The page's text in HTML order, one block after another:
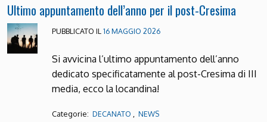
Ultimo appuntamento dell’anno per il post-Cresima
PUBBLICATO IL 16 MAGGIO 2026
Si avvicina l’ultimo appuntamento dell’anno
dedicato specificatamente al post-Cresima di III
media, ecco la locandina!
Categorie: DECANATO NEWS